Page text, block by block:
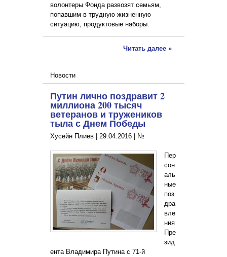
волонтеры Фонда развозят семьям,
попавшим в трудную жизненную
ситуацию, продуктовые наборы.
Читать далее »
Новости
Путин лично поздравит 2
миллиона 200 тысяч
ветеранов и тружеников
тыла с Днем Победы
Хусейн Плиев | 29.04.2016 №
Пер
сон
аль
ные
поз
дра
вле
ния
Пре
зид
ента Владимира Путина с 71-й